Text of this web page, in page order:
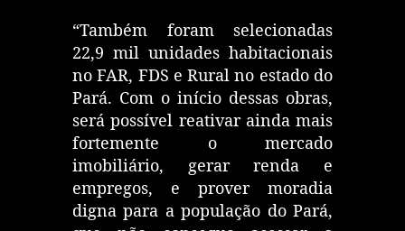
“Também foram selecionadas
22,9 mil unidades habitacionais
no FAR, FDS e Rural no estado do
Pará. Com o início dessas obras,
será possível reativar ainda mais
fortemente o mercado
imobiliário, gerar renda e
empregos, e prover moradia
digna para a população do Pará,